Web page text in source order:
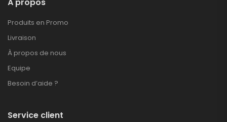
À propos
Produits en Promo
Livraison
À propos de nous
Equipe
Besoin d’aide ?
Service client